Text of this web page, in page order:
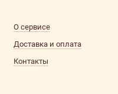
О сервисе
Доставка и оплата
Контакты